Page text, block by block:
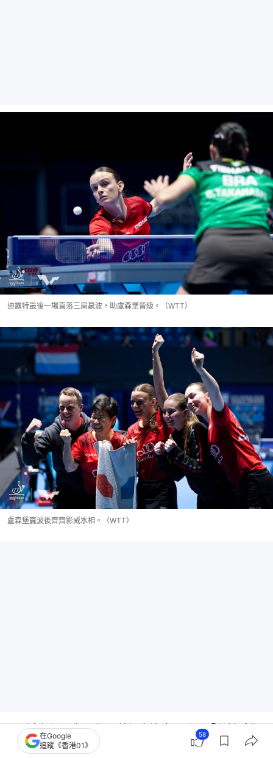
迪露特最後一場直落三局贏波，助盧森堡晉級。（WTT）
盧森堡贏波後齊齊影威水相。（WTT）
闊別賽場近一年，倪夏蓮坦言適應需時，「之前受傷
休養一年，在大賽的節奏上還有點跟不上，而且我想
在Google
追蹤《香港01》
58